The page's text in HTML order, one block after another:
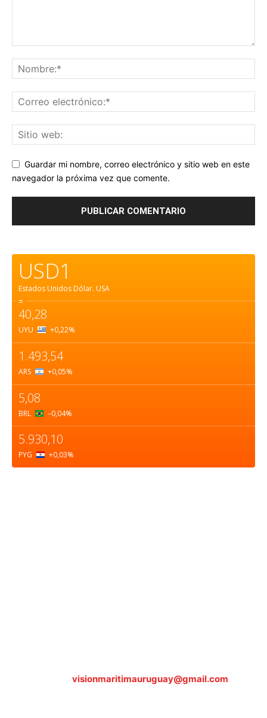
Guardar mi nombre, correo electrónico y sitio web en este
navegador la próxima vez que comente.
USD1
Estados Unidos Dólar. USA
=
40,28
UYU +0,22%
1.493,54
ARS +0,05%
5,08
BRL –0,04%
5.930,10
PYG +0,03%
visionmaritimauruguay@gmail.com